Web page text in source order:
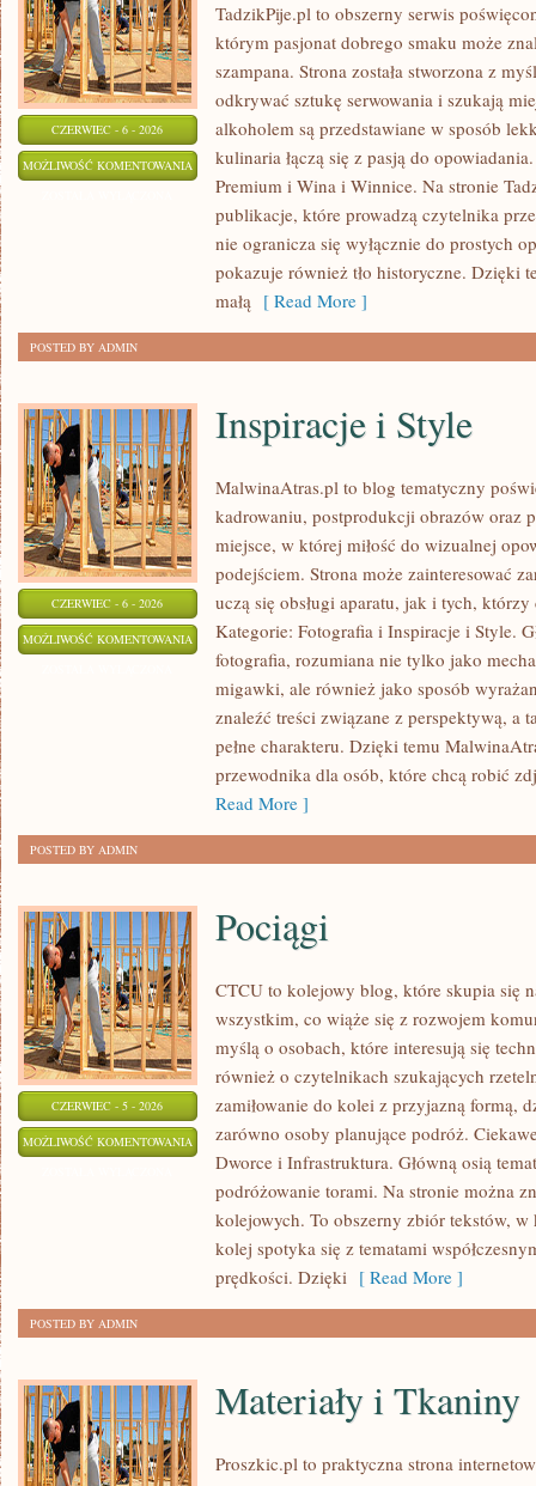
CZERWIEC - 6 - 2026
MOŻLIWOŚĆ KOMENTOWANIA SZAMPANY
WINA
MUSUJĄCE
TadzikPije.pl to obszerny serwis
którym pasjonat dobrego smaku może
szampana. Strona została stworzona z
odkrywać sztukę serwowania i szukają
alkoholem są przedstawiane w sposób
kulinaria łączą się z pasją do
Premium i Wina i Winnice. Na stronie
publikacje, które prowadzą czytelnika
nie ogranicza się wyłącznie do prostych
pokazuje również tło historyczne. Dzięki
małą [ Read More ]
POSTED BY ADMIN
CZERWIEC - 6 - 2026
MOŻLIWOŚĆ KOMENTOWANIA INSPIRACJE
STYLE
Inspiracje i Style
MalwinaAtras.pl to blog tematyczny
kadrowaniu, postprodukcji obrazów oraz
miejsce, w której miłość do wizualnej
podejściem. Strona może zainteresować
uczą się obsługi aparatu, jak i tych,
Kategorie: Fotografia i Inspiracje i Style.
fotografia, rozumiana nie tylko jako
migawki, ale również jako sposób
znaleźć treści związane z perspektywą, a
pełne charakteru. Dzięki temu
przewodnika dla osób, które chcą robić
Read More ]
POSTED BY ADMIN
CZERWIEC - 5 - 2026
MOŻLIWOŚĆ KOMENTOWANIA POCIĄGI
Pociągi
CTCU to kolejowy blog, które skupia się
wszystkim, co wiąże się z rozwojem
myślą o osobach, które interesują się
również o czytelnikach szukających
zamiłowanie do kolei z przyjazną formą,
zarówno osoby planujące podróż.
Dworce i Infrastruktura. Główną osią
podróżowanie torami. Na stronie można
kolejowych. To obszerny zbiór tekstów,
kolej spotyka się z tematami
prędkości. Dzięki [ Read More ]
POSTED BY ADMIN
Materiały i Tkaniny
Proszkic.pl to praktyczna strona